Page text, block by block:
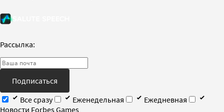
Рассылка:
Подписаться
Все сразу
Еженедельная
Ежедневная
Новости Forbes Games